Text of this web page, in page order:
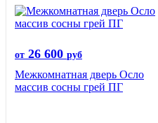
от 26 600 руб
Межкомнатная дверь Осло
массив сосны грей ПГ